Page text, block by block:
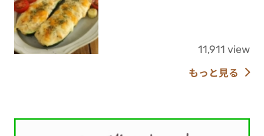
11,911 view
もっと見る